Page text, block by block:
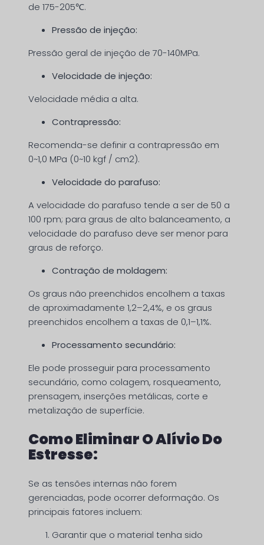
de 175-205℃.
Pressão de injeção:
Pressão geral de injeção de 70-140MPa.
Velocidade de injeção:
Velocidade média a alta.
Contrapressão:
Recomenda-se definir a contrapressão em
0~1,0 MPa (0~10 kgf / cm2).
Velocidade do parafuso:
A velocidade do parafuso tende a ser de 50 a
100 rpm; para graus de alto balanceamento, a
velocidade do parafuso deve ser menor para
graus de reforço.
Contração de moldagem:
Os graus não preenchidos encolhem a taxas
de aproximadamente 1,2–2,4%, e os graus
preenchidos encolhem a taxas de 0,1–1,1%.
Processamento secundário:
Ele pode prosseguir para processamento
secundário, como colagem, rosqueamento,
prensagem, inserções metálicas, corte e
metalização de superfície.
Como Eliminar O Alívio Do
Estresse:
Se as tensões internas não forem
gerenciadas, pode ocorrer deformação. Os
principais fatores incluem:
Garantir que o material tenha sido